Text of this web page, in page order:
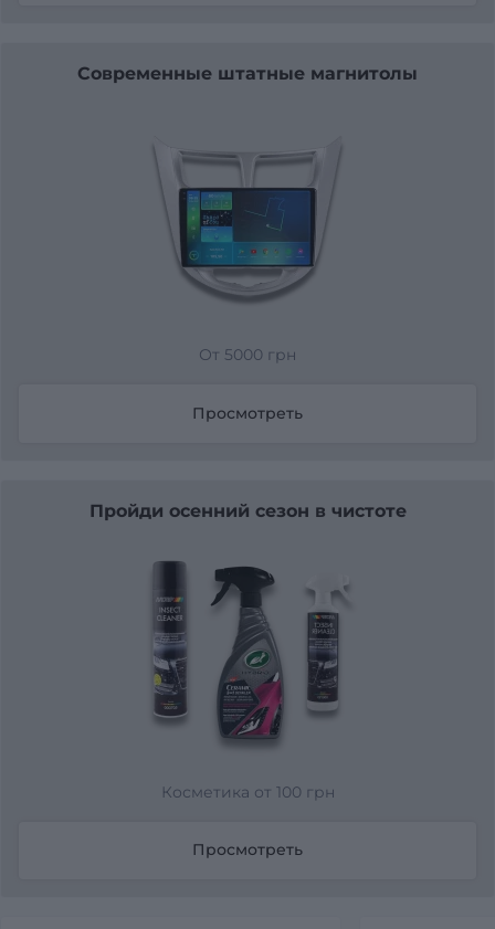
Современные штатные магнитолы
От 5000 грн
Просмотреть
Пройди осенний сезон в чистоте
Косметика от 100 грн
Просмотреть